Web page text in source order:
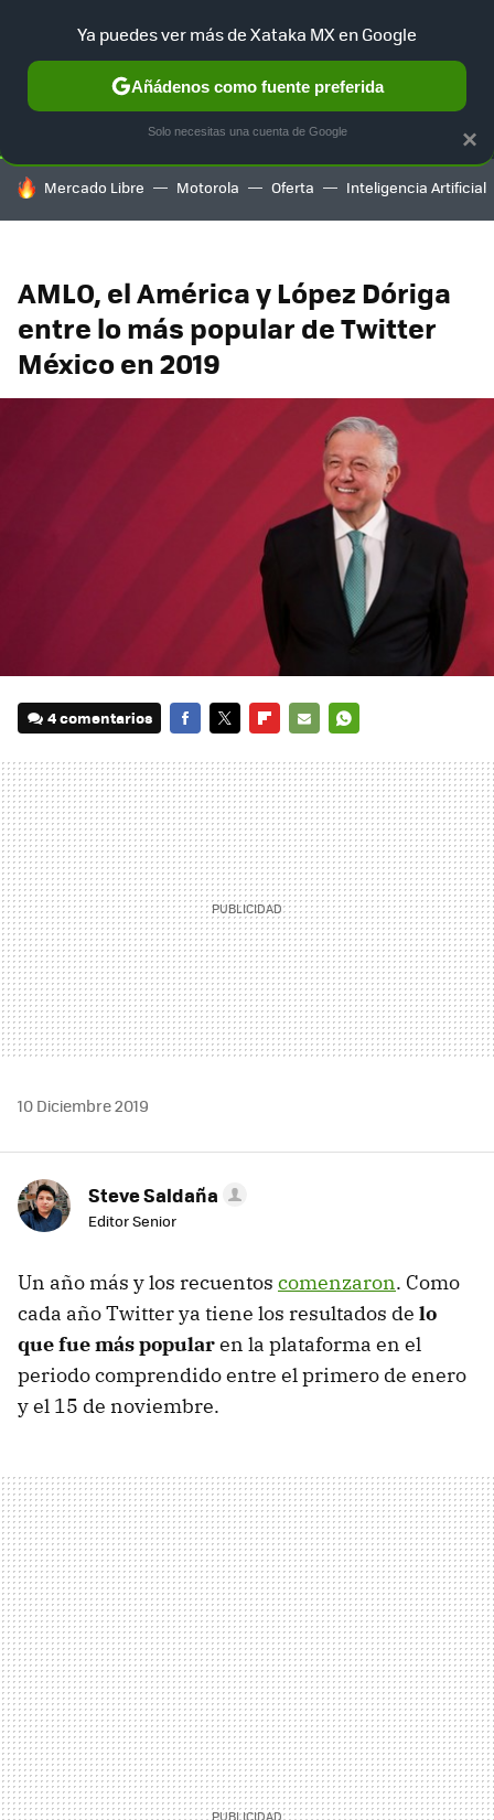
SELECCIÓN GAMING HOME AUTO TERRITORIO
HOY SE HABLA DE
Mercado Libre Motorola Oferta Inteligencia Artificial
AMLO, el América y López Dóriga
entre lo más popular de Twitter
México en 2019
4 comentarios
MAIL
10 Diciembre 2019
Steve Saldaña
Editor Senior
Un año más y los recuentos comenzaron. Como
cada año Twitter ya tiene los resultados de lo
que fue más popularen la plataforma en el
periodo comprendido entre el primero de enero
y el 15 de noviembre.
×
Ya puedes ver más de Xataka MX en Google
Añádenos como fuente preferida
Solo necesitas una cuenta de Google